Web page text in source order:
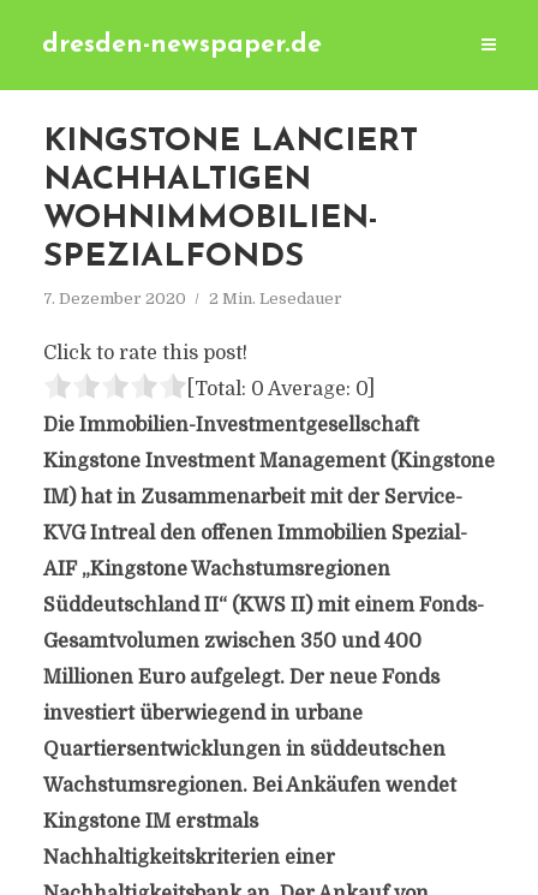
dresden-newspaper.de
KINGSTONE LANCIERT
NACHHALTIGEN
WOHNIMMOBILIEN-
SPEZIALFONDS
7. Dezember 2020 2 Min. Lesedauer
Click to rate this post!
[Total: 0 Average: 0]
Die Immobilien-Investmentgesellschaft
Kingstone Investment Management (Kingstone
IM) hat in Zusammenarbeit mit der Service-
KVG Intreal den offenen Immobilien Spezial-
AIF „Kingstone Wachstumsregionen
Süddeutschland II“ (KWS II) mit einem Fonds-
Gesamtvolumen zwischen 350 und 400
Millionen Euro aufgelegt. Der neue Fonds
investiert überwiegend in urbane
Quartiersentwicklungen in süddeutschen
Wachstumsregionen. Bei Ankäufen wendet
Kingstone IM erstmals
Nachhaltigkeitskriterien einer